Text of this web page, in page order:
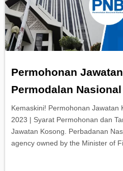
Permohonan
Permodalan
Kemaskini! Permohonan Jawatan
2023 | Syarat Permohonan dan
Jawatan Kosong. Perbadanan
agency owned by the Minister of